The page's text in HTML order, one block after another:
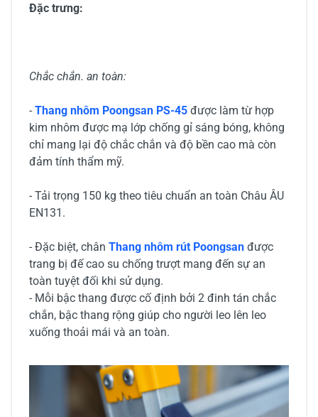
Đặc trưng:
Chắc chắn. an toàn:
- Thang nhôm Poongsan PS-45 được làm từ hợp
kim nhôm được mạ lớp chống gỉ sáng bóng, không
chỉ mang lại độ chắc chắn và độ bền cao mà còn
đảm tính thẩm mỹ.
- Tải trọng 150 kg theo tiêu chuẩn an toàn Châu ÂU
EN131.
- Đặc biệt, chân Thang nhôm rút Poongsan được
trang bị đế cao su chống trượt mang đến sự an
toàn tuyệt đối khi sử dụng.
- Mỗi bậc thang được cố định bởi 2 đinh tán chắc
chắn, bậc thang rộng giúp cho người leo lên leo
xuống thoải mái và an toàn.